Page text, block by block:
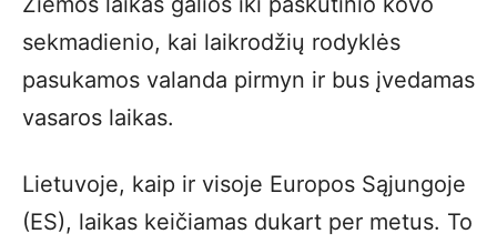
sekmadienio, kai laikrodžių rodyklės
pasukamos valanda pirmyn ir bus įvedamas
vasaros laikas.
Lietuvoje, kaip ir visoje Europos Sąjungoje
(ES), laikas keičiamas dukart per metus. To